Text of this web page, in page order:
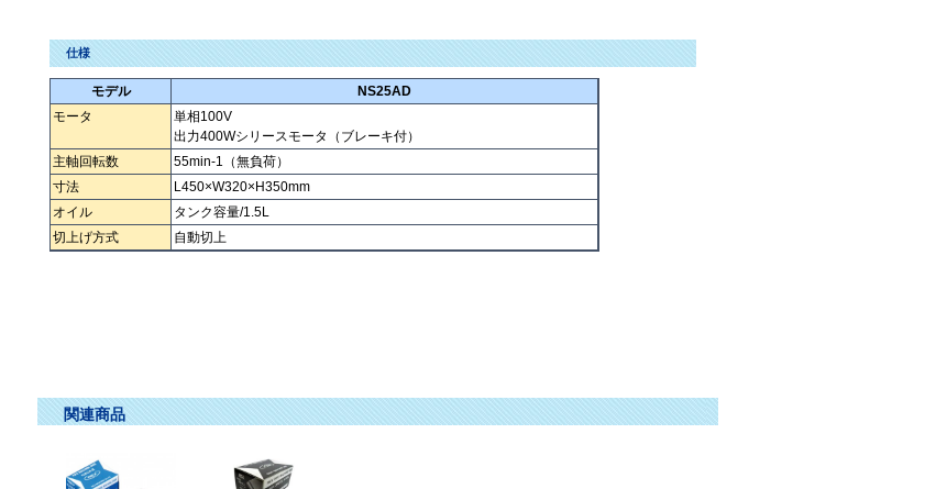
仕様
モデル
NS25AD
モータ
単相100V
出力400Wシリースモータ（ブレーキ付）
主軸回転数
55min-1（無負荷）
寸法
L450×W320×H350mm
オイル
タンク容量/1.5L
切上げ方式
自動切上
関連商品